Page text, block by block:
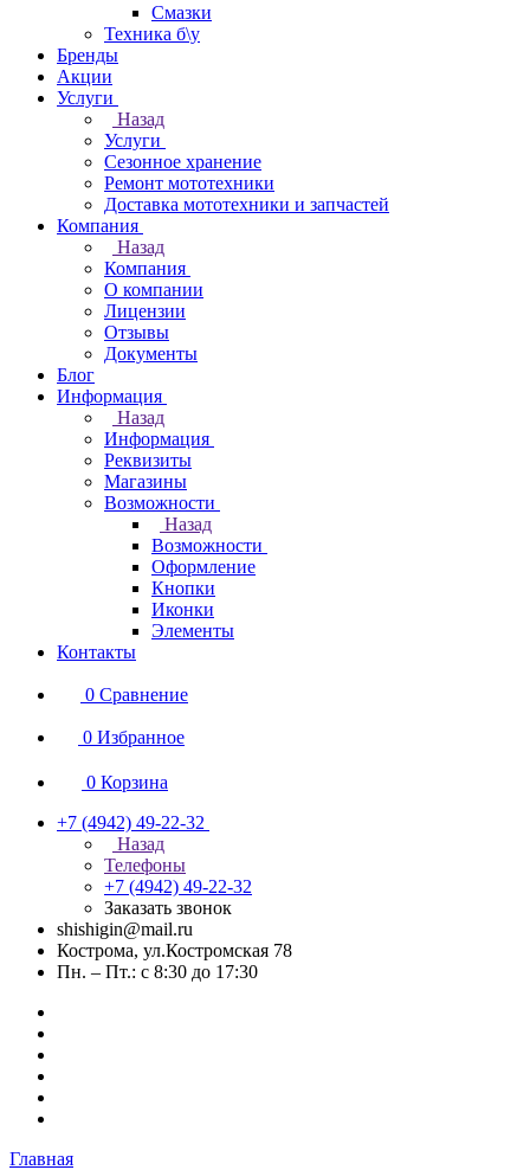
Смазки
Техника б\у
Бренды
Акции
Услуги
Назад
Услуги
Сезонное хранение
Ремонт мототехники
Доставка мототехники и запчастей
Компания
Назад
Компания
О компании
Лицензии
Отзывы
Документы
Блог
Информация
Назад
Информация
Реквизиты
Магазины
Возможности
Назад
Возможности
Оформление
Кнопки
Иконки
Элементы
Контакты
0 Сравнение
0 Избранное
0 Корзина
+7 (4942) 49-22-32
Назад
Телефоны
+7 (4942) 49-22-32
Заказать звонок
shishigin@mail.ru
Кострома, ул.Костромская 78
Пн. – Пт.: с 8:30 до 17:30
Главная